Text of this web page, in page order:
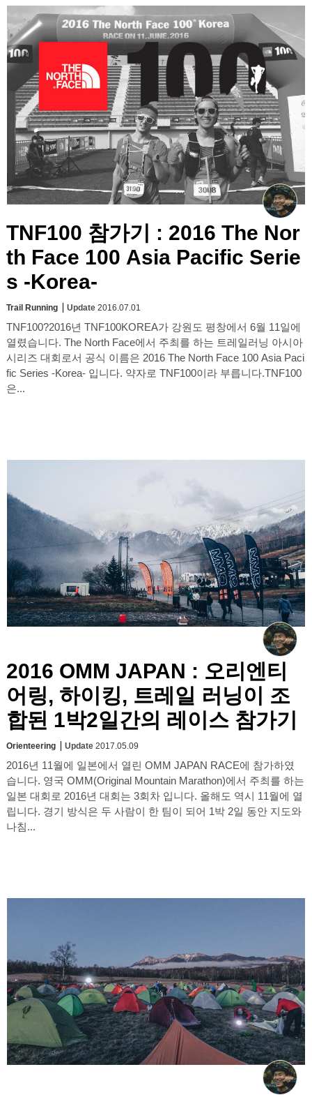
TNF100 참가기 : 2016 The Nor
th Face 100 Asia Pacific Serie
s -Korea-
Trail Running Update 2016.07.01
TNF100?2016년 TNF100KOREA가 강원도 평창에서 6월 11일에
열렸습니다. The North Face에서 주최를 하는 트레일러닝 아시아
시리즈 대회로서 공식 이름은 2016 The North Face 100 Asia Paci
fic Series -Korea- 입니다. 약자로 TNF100이라 부릅니다.TNF100
은...
2016 OMM JAPAN : 오리엔티
어링, 하이킹, 트레일 러닝이 조
합된 1박2일간의 레이스 참가기
Orienteering Update 2017.05.09
2016년 11월에 일본에서 열린 OMM JAPAN RACE에 참가하였
습니다. 영국 OMM(Original Mountain Marathon)에서 주최를 하는
일본 대회로 2016년 대회는 3회차 입니다. 올해도 역시 11월에 열
립니다. 경기 방식은 두 사람이 한 팀이 되어 1박 2일 동안 지도와
나침...